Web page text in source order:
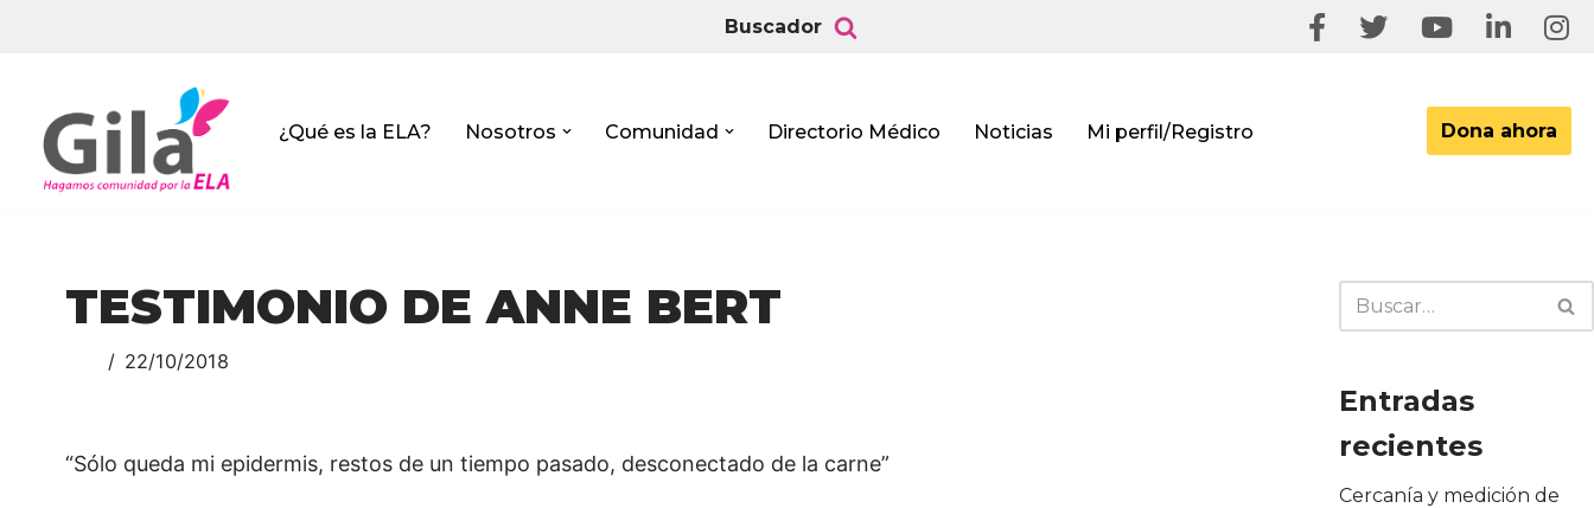
contenido
Buscador
¿Qué es la ELA? Nosotros Comunidad Directorio Médico Noticias Mi perfil/Registro Dona ahora
TESTIMONIO DE ANNE BERT
22/10/2018
“Sólo queda mi epidermis, restos de un tiempo pasado, desconectado de la carne”
Entradas
recientes
Cercanía y medición de